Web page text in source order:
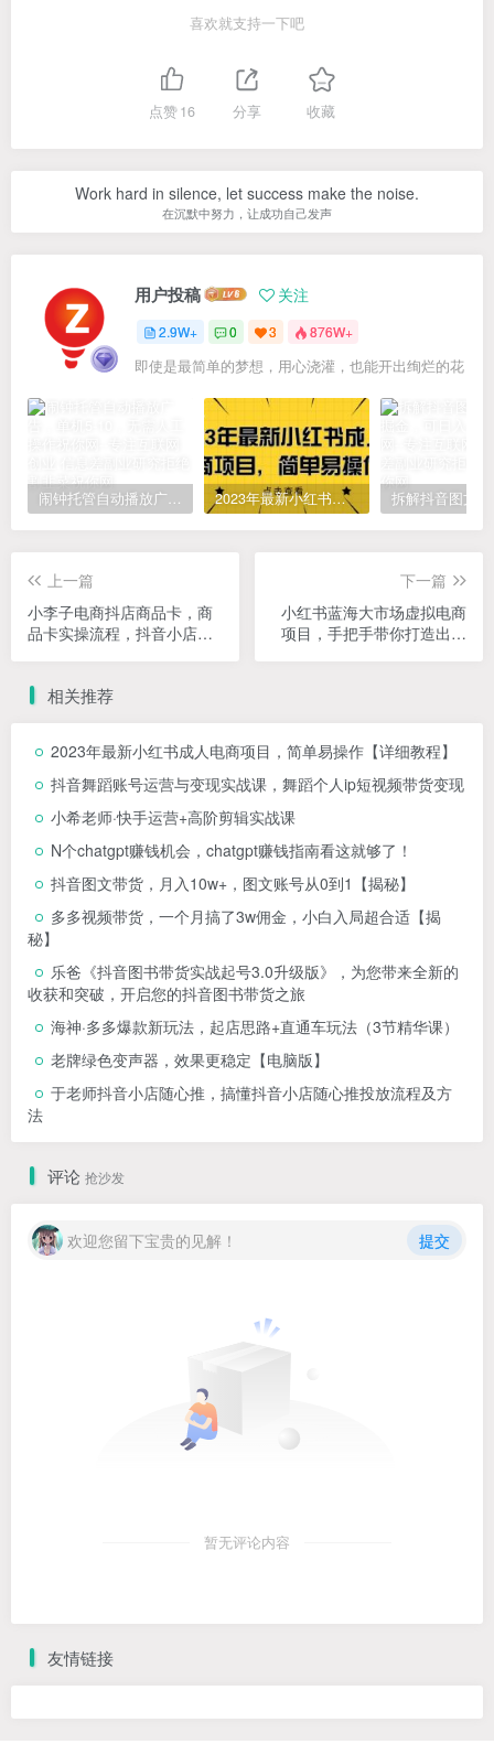
喜欢就支持一下吧
点赞16 分享 收藏
Work hard in silence, let success make the noise.
在沉默中努力，让成功自己发声
用户投稿 关注
2.9W+ 0 3 876W+
即使是最简单的梦想，用心浇灌，也能开出绚烂的花
闹钟托管自动播放广告，单机5-10，无需人工操作 2023年最新小红书成人电商项目，简单易操作【详细教程】
上一篇
小李子电商抖店商品卡，商
品卡实操流程，抖音小店无
下一篇
小红书蓝海大市场虚拟电商
项目，手把手带你打造出日
相关推荐
2023年最新小红书成人电商项目，简单易操作【详细教程】
抖音舞蹈账号运营与变现实战课，舞蹈个人ip短视频带货变现
小希老师·快手运营+高阶剪辑实战课
N个chatgpt赚钱机会，chatgpt赚钱指南看这就够了！
抖音图文带货，月入10w+，图文账号从0到1【揭秘】
多多视频带货，一个月搞了3w佣金，小白入局超合适【揭
秘】
乐爸《抖音图书带货实战起号3.0升级版》，为您带来全新的
收获和突破，开启您的抖音图书带货之旅
海神·多多爆款新玩法，​起店思路+直通车玩法（3节精华课）
老牌绿色变声器，效果更稳定【电脑版】
于老师抖音小店随心推，搞懂抖音小店随心推投放流程及方
法
评论 抢沙发
欢迎您留下宝贵的见解！ 提交
暂无评论内容
友情链接